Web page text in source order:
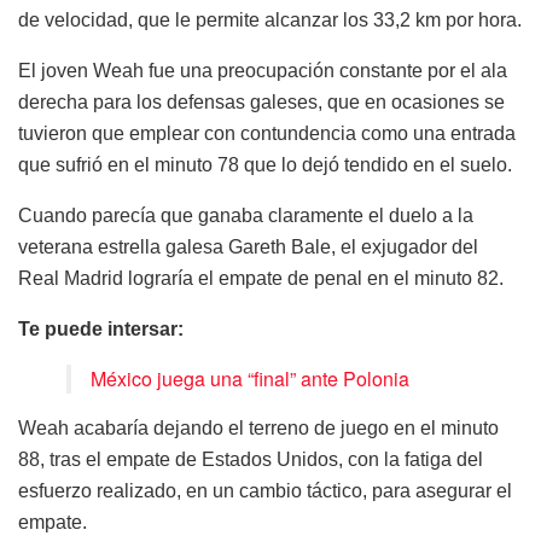
de velocidad, que le permite alcanzar los 33,2 km por hora.
El joven Weah fue una preocupación constante por el ala
derecha para los defensas galeses, que en ocasiones se
tuvieron que emplear con contundencia como una entrada
que sufrió en el minuto 78 que lo dejó tendido en el suelo.
Cuando parecía que ganaba claramente el duelo a la
veterana estrella galesa Gareth Bale, el exjugador del
Real Madrid lograría el empate de penal en el minuto 82.
Te puede intersar:
México juega una “final” ante Polonia
Weah acabaría dejando el terreno de juego en el minuto
88, tras el empate de Estados Unidos, con la fatiga del
esfuerzo realizado, en un cambio táctico, para asegurar el
empate.